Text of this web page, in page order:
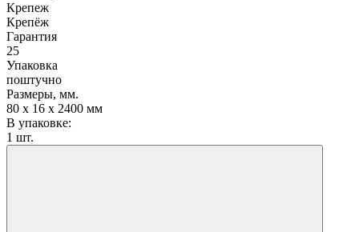
Крепеж
Крепёж
Гарантия
25
Упаковка
поштучно
Размеры, мм.
80 х 16 х 2400 мм
В упаковке:
1 шт.